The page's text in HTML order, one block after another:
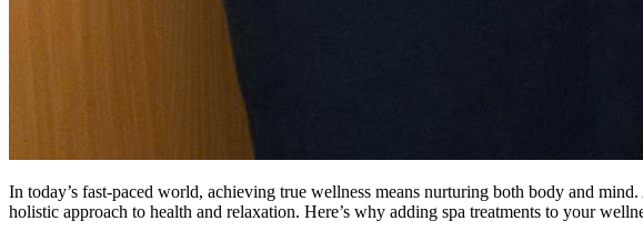
In today’s fast-paced world, achieving true wellness means nurturing both body and
holistic approach to health and relaxation. Here’s why adding spa treatments to your